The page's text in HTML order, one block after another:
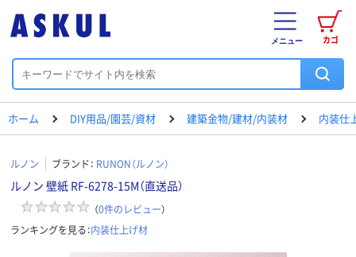
カゴ
メニュー
ホーム DIY用品/園芸/資材 建築金物/建材/内装材 内装仕
ルノン ブランド： RUNON（ルノン）
ルノン 壁紙 RF-6278-15M（直送品）
（0件のレビュー）
ランキングを見る：内装仕上げ材